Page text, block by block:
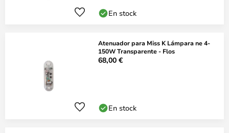
En stock
Atenuador para Miss K Lámpara ne 4-
150W Transparente - Flos
68,00 €
En stock